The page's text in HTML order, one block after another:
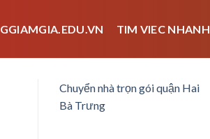
TIM VIEC NHANH
Chuyển nhà trọn gói quận Hai
Bà Trưng